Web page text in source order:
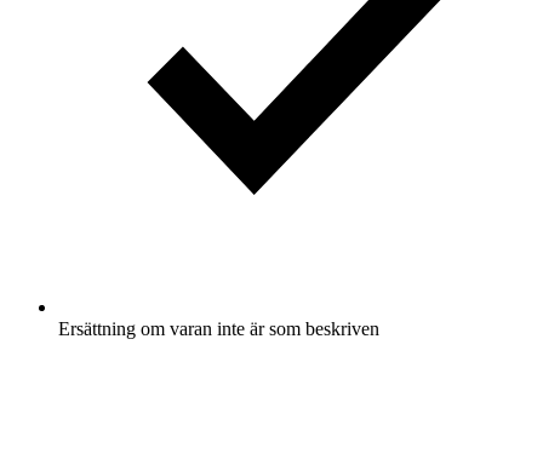
Ersättning om varan inte är som beskriven